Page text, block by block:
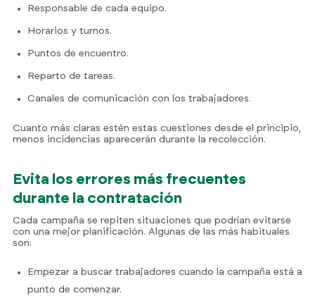
Responsable de cada equipo.
Horarios y turnos.
Puntos de encuentro.
Reparto de tareas.
Canales de comunicación con los trabajadores.
Cuanto más claras estén estas cuestiones desde el principio,
menos incidencias aparecerán durante la recolección.
Evita los errores más frecuentes
durante la contratación
Cada campaña se repiten situaciones que podrían evitarse
con una mejor planificación. Algunas de las más habituales
son:
Empezar a buscar trabajadores cuando la campaña está a
punto de comenzar.